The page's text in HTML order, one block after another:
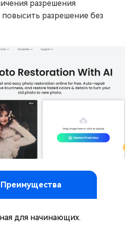
разрешения
разрешение без
Преимущества
для начинающих.